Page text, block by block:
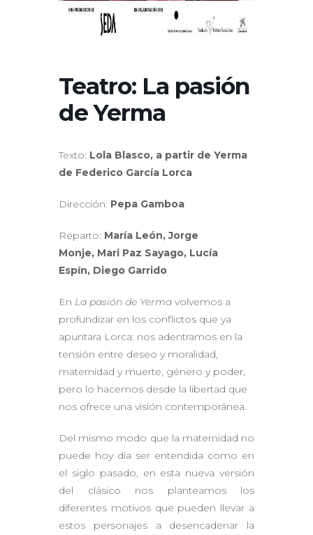
Teatro: La pasión
de Yerma
Texto: Lola Blasco, a partir de Yerma
de Federico García Lorca
Dirección: Pepa Gamboa
Reparto: María León,Jorge
Monje, Mari Paz Sayago, Lucía
Espín, Diego Garrido
En La pasión de Yerma volvemos a
profundizar en los conflictos que ya
apuntara Lorca: nos adentramos en la
tensión entre deseo y moralidad,
maternidad y muerte, género y poder,
pero lo hacemos desde la libertad que
nos ofrece una visión contemporánea.
Del mismo modo que la maternidad no
puede hoy día ser entendida como en
el siglo pasado, en esta nueva versión
del clásico nos planteamos los
diferentes motivos que pueden llevar a
estos personajes a desencadenar la